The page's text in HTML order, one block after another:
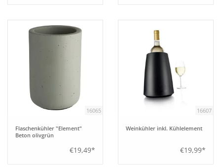
16065
Flaschenkühler "Element"
Beton olivgrün
€19,49*
16607
Weinkühler inkl. Kühlelement
€19,99*